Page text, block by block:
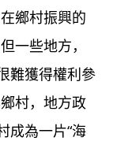
在鄉村振興的
一些地方，
難獲得權利參
村，地方政
成為一片“海